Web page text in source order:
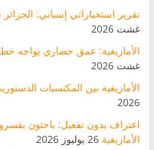
تقرير استخباراتي إسباني:
غشت 2026
الأمازيغية: عمق حضاري يواجه
غشت 2026
الأمازيغية بين المكتسبات
2026
اعتراف بدون تفعيل: باحثون
الأمازيغية 26 يوليوز 2026